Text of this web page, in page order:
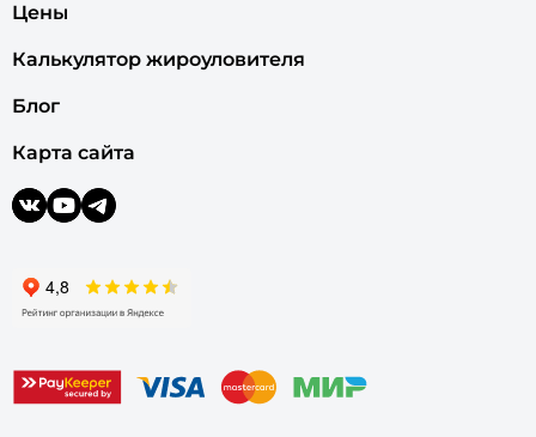
Цены
Калькулятор жироуловителя
Блог
Карта сайта